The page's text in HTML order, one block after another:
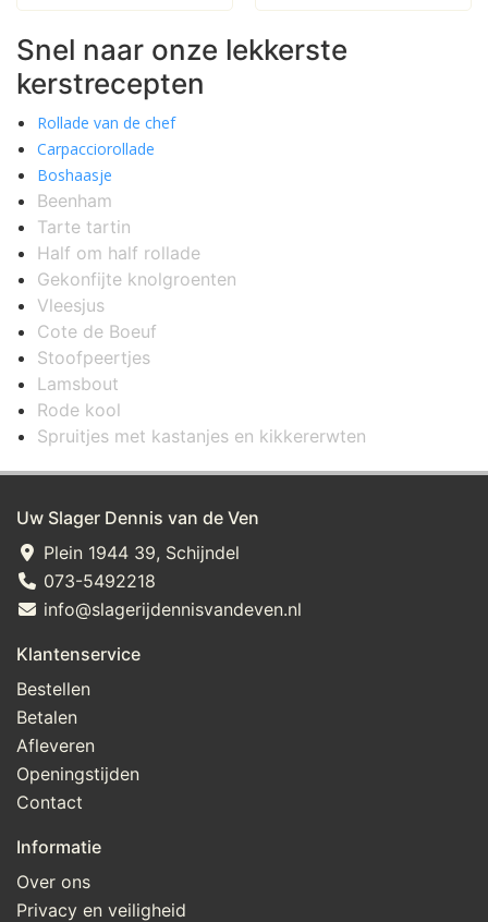
Snel naar onze lekkerste
kerstrecepten
Rollade van de chef
Carpacciorollade
Boshaasje
Beenham
Tarte tartin
Half om half rollade
Gekonfijte knolgroenten
Vleesjus
Cote de Boeuf
Stoofpeertjes
Lamsbout
Rode kool
Spruitjes met kastanjes en kikkererwten
Uw Slager Dennis van de Ven
Plein 1944 39, Schijndel
073-5492218
info@slagerijdennisvandeven.nl
Klantenservice
Bestellen
Betalen
Afleveren
Openingstijden
Contact
Informatie
Over ons
Privacy en veiligheid